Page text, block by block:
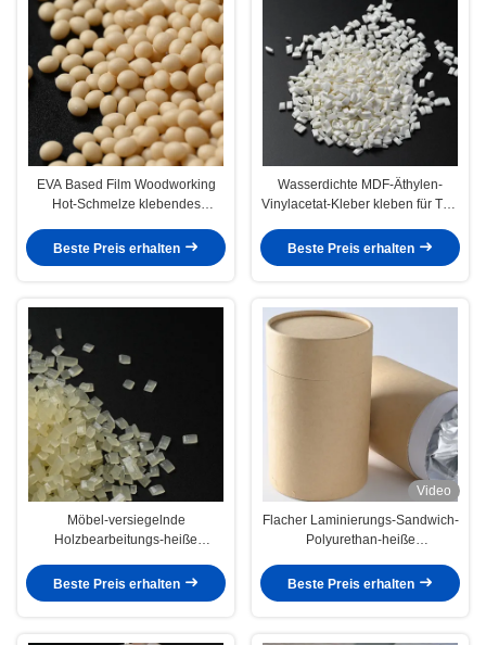
EVA Based Film Woodworking
Hot-Schmelze klebendes
Beste Preis erhalten
Wasserdichte MDF-Äthylen-
Vinylacetat-Kleber kleben für Tür-
Beste Preis erhalten
Möbel-versiegelnde
Holzbearbeitungs-heiße
Kugeln
Beste Preis erhalten
Video
Flacher Laminierungs-Sandwich-
Polyurethan-heiße
Holzbearbeitung
Beste Preis erhalten